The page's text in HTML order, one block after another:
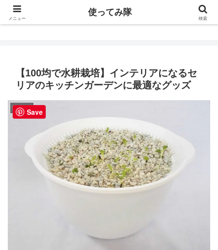
使ってみ隊
【100均で水耕栽培】インテリアになるセ
リアのキッチンガーデンに最適なグッズ
家庭菜園
メニュー
使ってみ隊
検索
Save